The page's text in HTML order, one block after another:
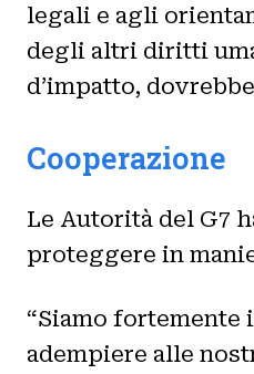
legali e agli
degli altri diritti
d’impatto,
Cooperazione
Le Autorità del G7
proteggere in
“Siamo
adempiere alle